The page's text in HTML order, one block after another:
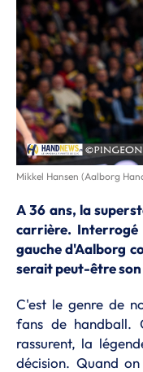
Mikkel Hansen (Aalborg
A 36 ans, la
carrière. Interrogé
gauche d'Aalborg
serait peut-être
C'est le genre de
fans de handball.
rassurent, la
décision. Quand